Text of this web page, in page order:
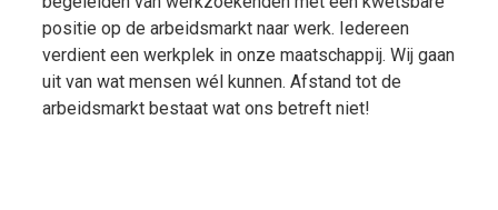
positie op de arbeidsmarkt naar werk. Iedereen
verdient een werkplek in onze maatschappij. Wij gaan
uit van wat mensen wél kunnen. Afstand tot de
arbeidsmarkt bestaat wat ons betreft niet!